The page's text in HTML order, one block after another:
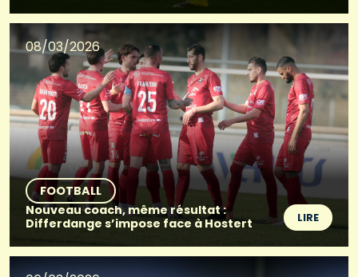
08/03/2026
FOOTBALL
Nouveau coach, même résultat :
Differdange s’impose face à Hostert
LIRE